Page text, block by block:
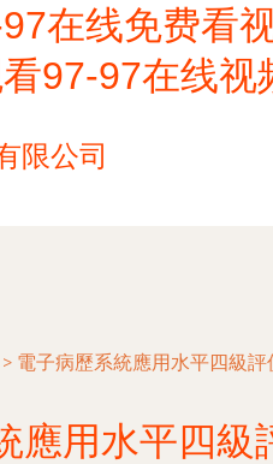
在线免费看
97-97在线
限公司
> 電子病歷系統應用水平四級
應用水平四